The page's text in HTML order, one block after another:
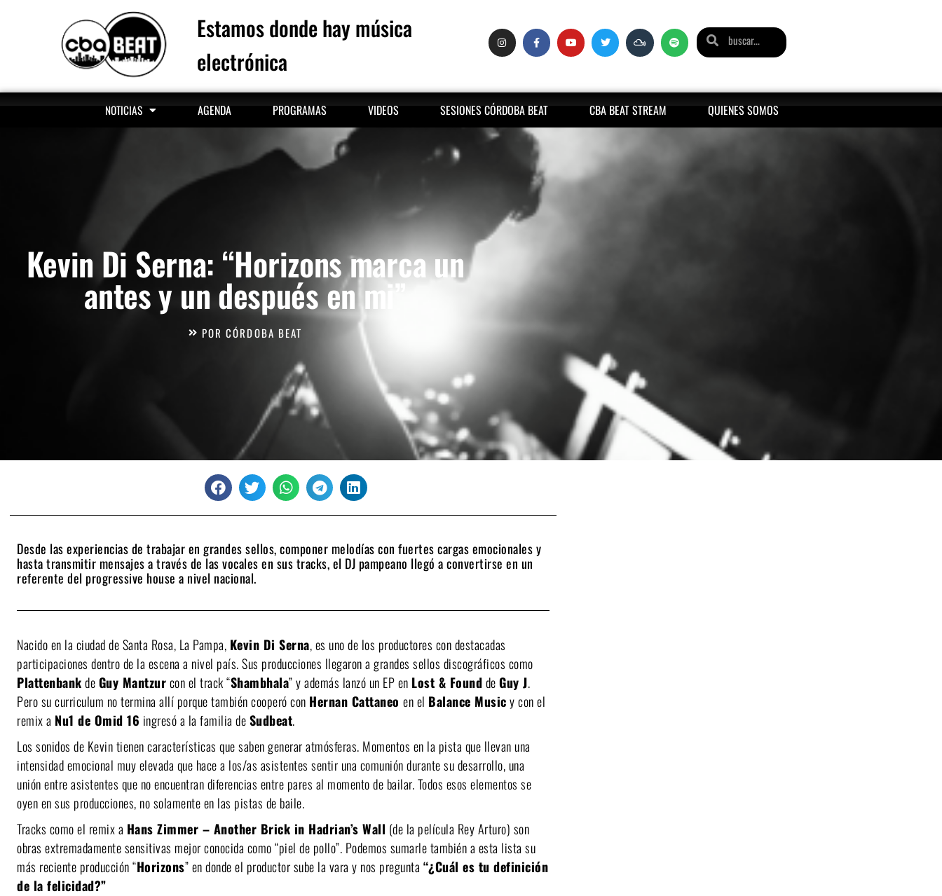
Estamos donde hay música
electrónica
NOTICIAS AGENDA PROGRAMAS VIDEOS SESIONES CÓRDOBA BEAT CBA BEAT STREAM QUIENES SOMOS
Kevin Di Serna: “Horizons marca un
antes y un después en mi”
POR CÓRDOBA BEAT
Desde las experiencias de trabajar en grandes sellos, componer melodías con fuertes cargas emocionales y
hasta transmitir mensajes a través de las vocales en sus tracks, el DJ pampeano llegó a convertirse en un
referente del progressive house a nivel nacional.
Nacido en la ciudad de Santa Rosa, La Pampa, Kevin Di Serna, es uno de los productores con destacadas
participaciones dentro de la escena a nivel país. Sus producciones llegaron a grandes sellos discográficos como
PlattenbankdeGuy Mantzurcon el track “Shambhala” y además lanzó un EP en Lost & FounddeGuy J.
Pero su curriculum no termina allí porque también cooperó con Hernan Cattaneo en el Balance Musicy con el
remix a Nu1 de Omid 16 ingresó a la familia deSudbeat.
Los sonidos de Kevin tienen características que saben generar atmósferas. Momentos en la pista que llevan una
intensidad emocional muy elevada que hace a los/as asistentes sentir una comunión durante su desarrollo, una
unión entre asistentes que no encuentran diferencias entre pares al momento de bailar.Todos esos elementos se
oyen en sus producciones, no solamente en las pistas de baile.
Tracks como el remix a Hans Zimmer – Another Brick in Hadrian’s Wall (de la película Rey Arturo) son
obras extremadamente sensitivas mejor conocida como “piel de pollo”. Podemos sumarle también a esta lista su
más reciente producción “Horizons” en donde el productor sube la vara y nos pregunta “¿Cuál es tu definición
de la felicidad?”